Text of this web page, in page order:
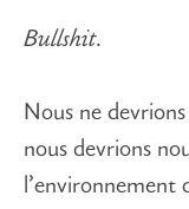
Bullshit.
Nous ne
nous devrions
l’environnement